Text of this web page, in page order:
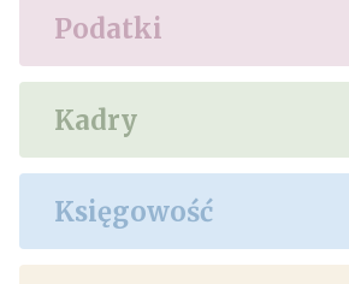
Podatki
Kadry
Księgowość